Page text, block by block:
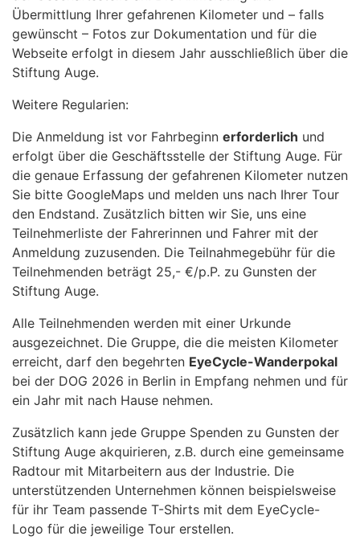
Übermittlung Ihrer gefahrenen Kilometer und – falls
gewünscht – Fotos zur Dokumentation und für die
Webseite erfolgt in diesem Jahr ausschließlich über die
Stiftung Auge.
Weitere Regularien:
Die Anmeldung ist vor Fahrbeginn erforderlich und
erfolgt über die Geschäftsstelle der Stiftung Auge. Für
die genaue Erfassung der gefahrenen Kilometer nutzen
Sie bitte GoogleMaps und melden uns nach Ihrer Tour
den Endstand. Zusätzlich bitten wir Sie, uns eine
Teilnehmerliste der Fahrerinnen und Fahrer mit der
Anmeldung zuzusenden. Die Teilnahmegebühr für die
Teilnehmenden beträgt 25,- €/p.P. zu Gunsten der
Stiftung Auge.
Alle Teilnehmenden werden mit einer Urkunde
ausgezeichnet. Die Gruppe, die die meisten Kilometer
erreicht, darf den begehrten EyeCycle-Wanderpokal
bei der DOG 2026 in Berlin in Empfang nehmen und für
ein Jahr mit nach Hause nehmen.
Zusätzlich kann jede Gruppe Spenden zu Gunsten der
Stiftung Auge akquirieren, z.B. durch eine gemeinsame
Radtour mit Mitarbeitern aus der Industrie. Die
unterstützenden Unternehmen können beispielsweise
für ihr Team passende T-Shirts mit dem EyeCycle-
Logo für die jeweilige Tour erstellen.